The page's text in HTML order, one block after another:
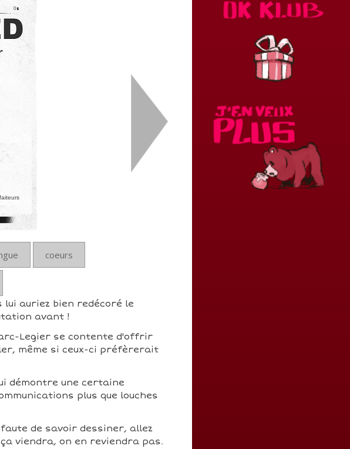
0
coeurs
lui auriez bien redécoré le
avant !
Legier se contente d'offrir
même si ceux-ci préfèrerait
démontre une certaine
plus que louches
de savoir dessiner, allez
viendra, on en reviendra pas.